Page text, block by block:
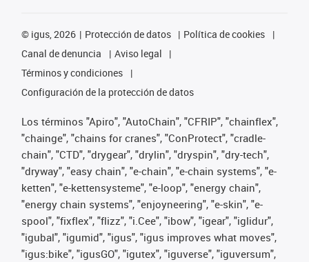
© igus, 2026 Protección de datos
Política de cookies
Canal de denuncia
Aviso legal
Términos y condiciones
Configuración de la protección de datos
Los términos "Apiro", "AutoChain", "CFRIP", "chainflex",
"chainge", "chains for cranes", "ConProtect", "cradle-
chain", "CTD", "drygear", "drylin", "dryspin", "dry-tech",
"dryway", "easy chain", "e-chain", "e-chain systems", "e-
ketten", "e-kettensysteme", "e-loop", "energy chain",
"energy chain systems", "enjoyneering", "e-skin", "e-
spool", "fixflex", "flizz", "i.Cee", "ibow", "igear", "iglidur",
"igubal", "igumid", "igus", "igus improves what moves",
"igus:bike", "igusGO", "igutex", "iguverse", "iguversum",